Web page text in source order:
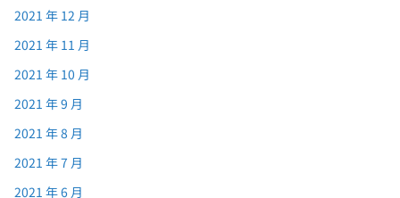
2021 年 12 月
2021 年 11 月
2021 年 10 月
2021 年 9 月
2021 年 8 月
2021 年 7 月
2021 年 6 月